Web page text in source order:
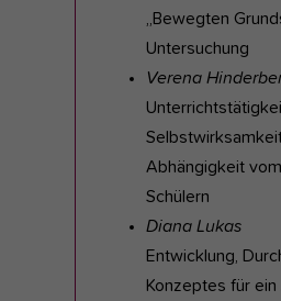
„Bewegten
Untersuchung
Verena
Abhängigkeit
Schülern
Diana Lukas
Entwicklung,
Konzeptes für